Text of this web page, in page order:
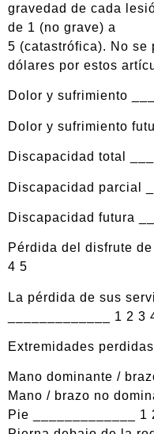
gravedad de cada
de 1 (no grave) a
5 (catastrófica). No se
dólares por estos
Dolor y sufrimiento
Dolor y sufrimiento
Discapacidad total
Discapacidad parcial
Discapacidad futura
Pérdida del disfrute
4 5
La pérdida de sus
_____________ 1 2 3
Extremidades
Mano dominante /
Mano / brazo no
Pie _____________ 1